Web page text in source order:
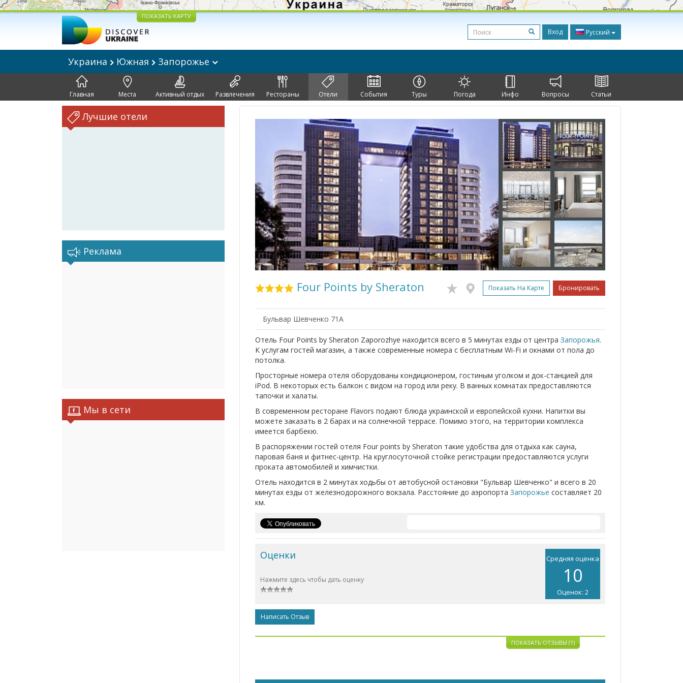
ПОКАЗАТЬ КАРТУ
Вход Русский
Украина Южная Запорожье
Главная Места Активный отдых Развлечения Рестораны Отели События Туры Погода Инфо Вопросы Статьи
Лучшие отели
Реклама
Мы в сети
Four Points by Sheraton Показать На Карте Бронировать
Бульвар Шевченко 71А
Отель Four Points by Sheraton Zaporozhye находится всего в 5 минутах езды от центра Запорожья.
К услугам гостей магазин, а также современные номера с бесплатным Wi-Fi и окнами от пола до
потолка.
Просторные номера отеля оборудованы кондиционером, гостиным уголком и док-станцией для
iPod. В некоторых есть балкон с видом на город или реку. В ванных комнатах предоставляются
тапочки и халаты.
В современном ресторане Flavors подают блюда украинской и европейской кухни. Напитки вы
можете заказать в 2 барах и на солнечной террасе. Помимо этого, на территории комплекса
имеется барбекю.
В распоряжении гостей отеля Four points by Sheraton такие удобства для отдыха как сауна,
паровая баня и фитнес-центр. На круглосуточной стойке регистрации предоставляются услуги
проката автомобилей и химчистки.
Отель находится в 2 минутах ходьбы от автобусной остановки "Бульвар Шевченко" и всего в 20
минутах езды от железнодорожного вокзала. Расстояние до аэропорта Запорожье составляет 20
км.
Средняя оценка
10
Оценок: 2
Оценки
Нажмите здесь чтобы дать оценку
Написать Отзыв
ПОКАЗАТЬ ОТЗЫВЫ (1)